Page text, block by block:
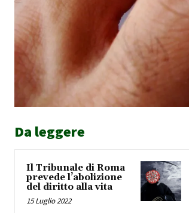
Da leggere
Il Tribunale di Roma
prevede l’abolizione
del diritto alla vita
15 Luglio 2022